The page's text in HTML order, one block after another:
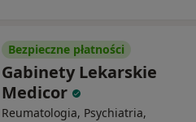
Bezpieczne płatności
Gabinety Lekarskie
Medicor
Reumatologia, Psychiatria,